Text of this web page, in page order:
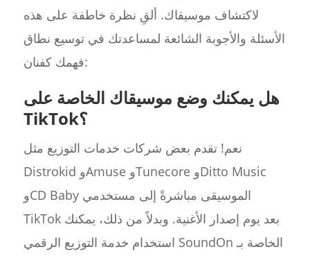
لاكتشاف موسيقاك. ألقِ نظرة خاطفة على هذه
الأسئلة والأجوبة الشائعة لمساعدتك في توسيع نطاق
فهمك كفنان:
هل يمكنك وضع موسيقاك الخاصة على
TikTok؟
نعم! تقدم بعض شركات خدمات التوزيع مثل
Distrokid وAmuse وTunecore وDitto Music
وCD Baby الموسيقى مباشرةً إلى مستخدمي
TikTok بعد يوم إصدار الأغنية. وبدلاً من ذلك، يمكنك
استخدام خدمة التوزيع الرقمي SoundOn الخاصة بـ